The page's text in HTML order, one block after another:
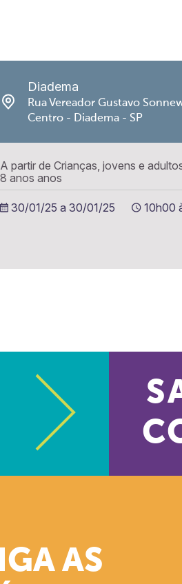
Diadema
Rua Vereador Gustavo
Centro - Diadema - SP
A partir de Crianças, jovens e
8 anos anos
30/01/25 a 30/01/25 10h00
AS